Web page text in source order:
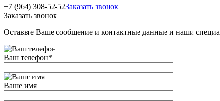
+7 (964) 308-52-52Заказать звонок
Заказать звонок
Оставьте Ваше сообщение и контактные данные и наши
Ваш телефон*
Ваше имя